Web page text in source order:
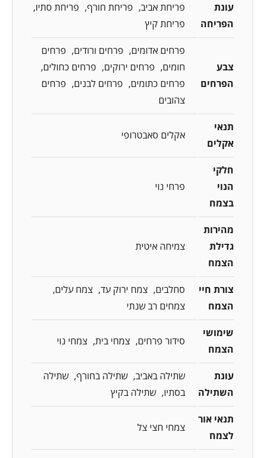
עונת
הפריחה
פריחת אביב פריחת חורף
פריחת סתיו
פריחת קיץ
צבע
הפרחים
פרחים אדומים פרחים ורודים
פרחים
חומים
פרחים ירוקים
פרחים כחולים
פרחים כתומים
פרחים לבנים
פרחים
צהובים
תנאי
אקלים
אקלים סאבטרופי
חלקי
הנוי
בצמח
פרחי נוי
מהירות
גדילת
הצמח
צמיחה איטית
צורת חיי
הצמח
סחלבים צמח ירוק עד
צמח עלים
צמחים רב שנתי
שימושי
הצמח
סידור פרחים צמחי בית צמחי נוי
עונת
השתילה
שתילה באביב שתילה בחורף שתילה
בסתיו
שתילה בקיץ
תנאי אור
לצמח
צמחי חצי צל